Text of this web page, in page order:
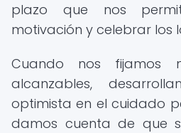
plazo que nos
motivación y celebrar los
Cuando nos fijamos
alcanzables,
optimista en el cuidado
damos cuenta de que